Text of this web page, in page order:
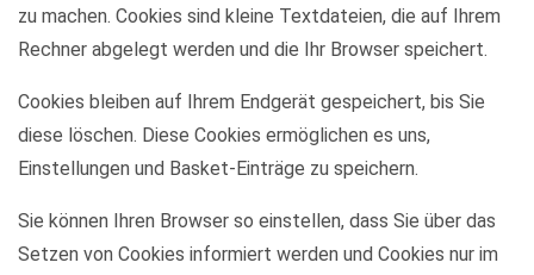
zu machen. Cookies sind kleine Textdateien, die auf Ihrem
Rechner abgelegt werden und die Ihr Browser speichert.
Cookies bleiben auf Ihrem Endgerät gespeichert, bis Sie
diese löschen. Diese Cookies ermöglichen es uns,
Einstellungen und Basket-Einträge zu speichern.
Sie können Ihren Browser so einstellen, dass Sie über das
Setzen von Cookies informiert werden und Cookies nur im